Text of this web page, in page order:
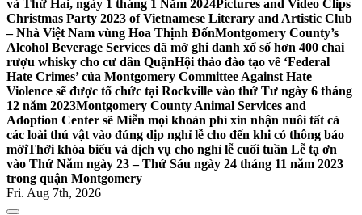
và Thứ Hai, ngày 1 tháng 1 Năm 2024Pictures and Video Clips
Christmas Party 2023 of Vietnamese Literary and Artistic Club
– Nhà Việt Nam vùng Hoa Thịnh ĐốnMontgomery County’s
Alcohol Beverage Services đã mở ghi danh xổ số hơn 400 chai
rượu whisky cho cư dân QuậnHội thảo đào tạo về ‘Federal
Hate Crimes’ của Montgomery Committee Against Hate
Violence sẽ được tổ chức tại Rockville vào thứ Tư ngày 6 tháng
12 năm 2023Montgomery County Animal Services and
Adoption Center sẽ Miễn mọi khoản phí xin nhận nuôi tất cả
các loài thú vật vào đúng dịp nghỉ lễ cho đến khi có thông báo
mớiThời khóa biểu và dịch vụ cho nghỉ lễ cuối tuần Lễ tạ ơn
vào Thứ Năm ngày 23 – Thứ Sáu ngày 24 tháng 11 năm 2023
trong quận Montgomery
Fri. Aug 7th, 2026